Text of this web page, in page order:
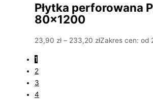
Płytka perforowana
80×1200
23,90 zł – 233,20 złZakres cen: od
1
2
3
4